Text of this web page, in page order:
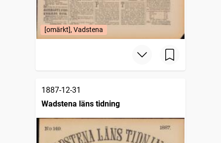
[omärkt], Vadstena
1887-12-31
Wadstena läns tidning